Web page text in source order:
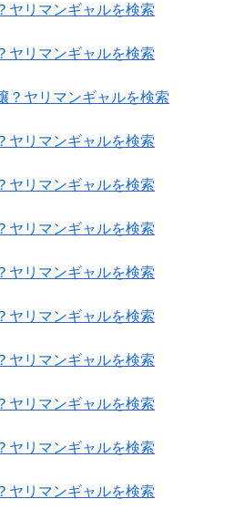
ヤリマンギャルを検索
ヤリマンギャルを検索
？ヤリマンギャルを検索
ヤリマンギャルを検索
ヤリマンギャルを検索
ヤリマンギャルを検索
ヤリマンギャルを検索
ヤリマンギャルを検索
ヤリマンギャルを検索
ヤリマンギャルを検索
ヤリマンギャルを検索
ヤリマンギャルを検索